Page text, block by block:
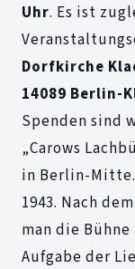
Uhr. Es ist
Dorfkirche
14089 Berlin-
Spenden sind
„Carows
in Berlin-
1943. Nach
man die
Aufgabe der